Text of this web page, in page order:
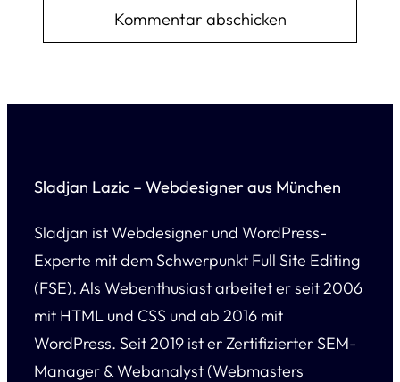
Sladjan Lazic – Webdesigner aus München
Sladjan ist Webdesigner und WordPress-
Experte mit dem Schwerpunkt Full Site Editing
(FSE). Als Webenthusiast arbeitet er seit 2006
mit HTML und CSS und ab 2016 mit
WordPress. Seit 2019 ist er Zertifizierter SEM-
Manager & Webanalyst (Webmasters